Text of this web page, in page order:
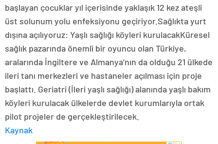
başlayan çocuklar yıl içerisinde yaklaşık 12 kez ateşli
üst solunum yolu enfeksiyonu geçiriyor.Sağlıkta yurt
dışına açılıyoruz: Yaşlı sağlığı köyleri kurulacakKüresel
sağlık pazarında önemli bir oyuncu olan Türkiye,
aralarında İngiltere ve Almanya’nın da olduğu 21 ülkede
ileri tanı merkezleri ve hastaneler açılması için proje
başlattı. Geriatri (İleri yaşlı sağlığı) alanında yaşlı bakım
köyleri kurulacak ülkelerde devlet kurumlarıyla ortak
pilot projeler de gerçekleştirilecek.
Kaynak